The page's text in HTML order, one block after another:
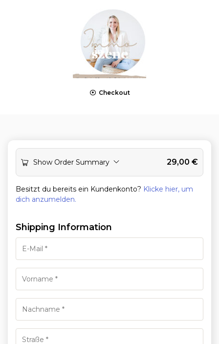
Checkout
Show Order Summary 29,00 €
Besitzt du bereits ein Kundenkonto? Klicke hier, um
dich anzumelden.
Shipping Information